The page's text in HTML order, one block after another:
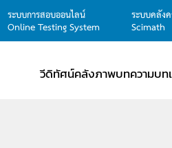
ระบบการสอบออนไลน์
Online Testing System
ระบบคลัง
Scimath
วีดิทัศน์คลังภาพบทความบท